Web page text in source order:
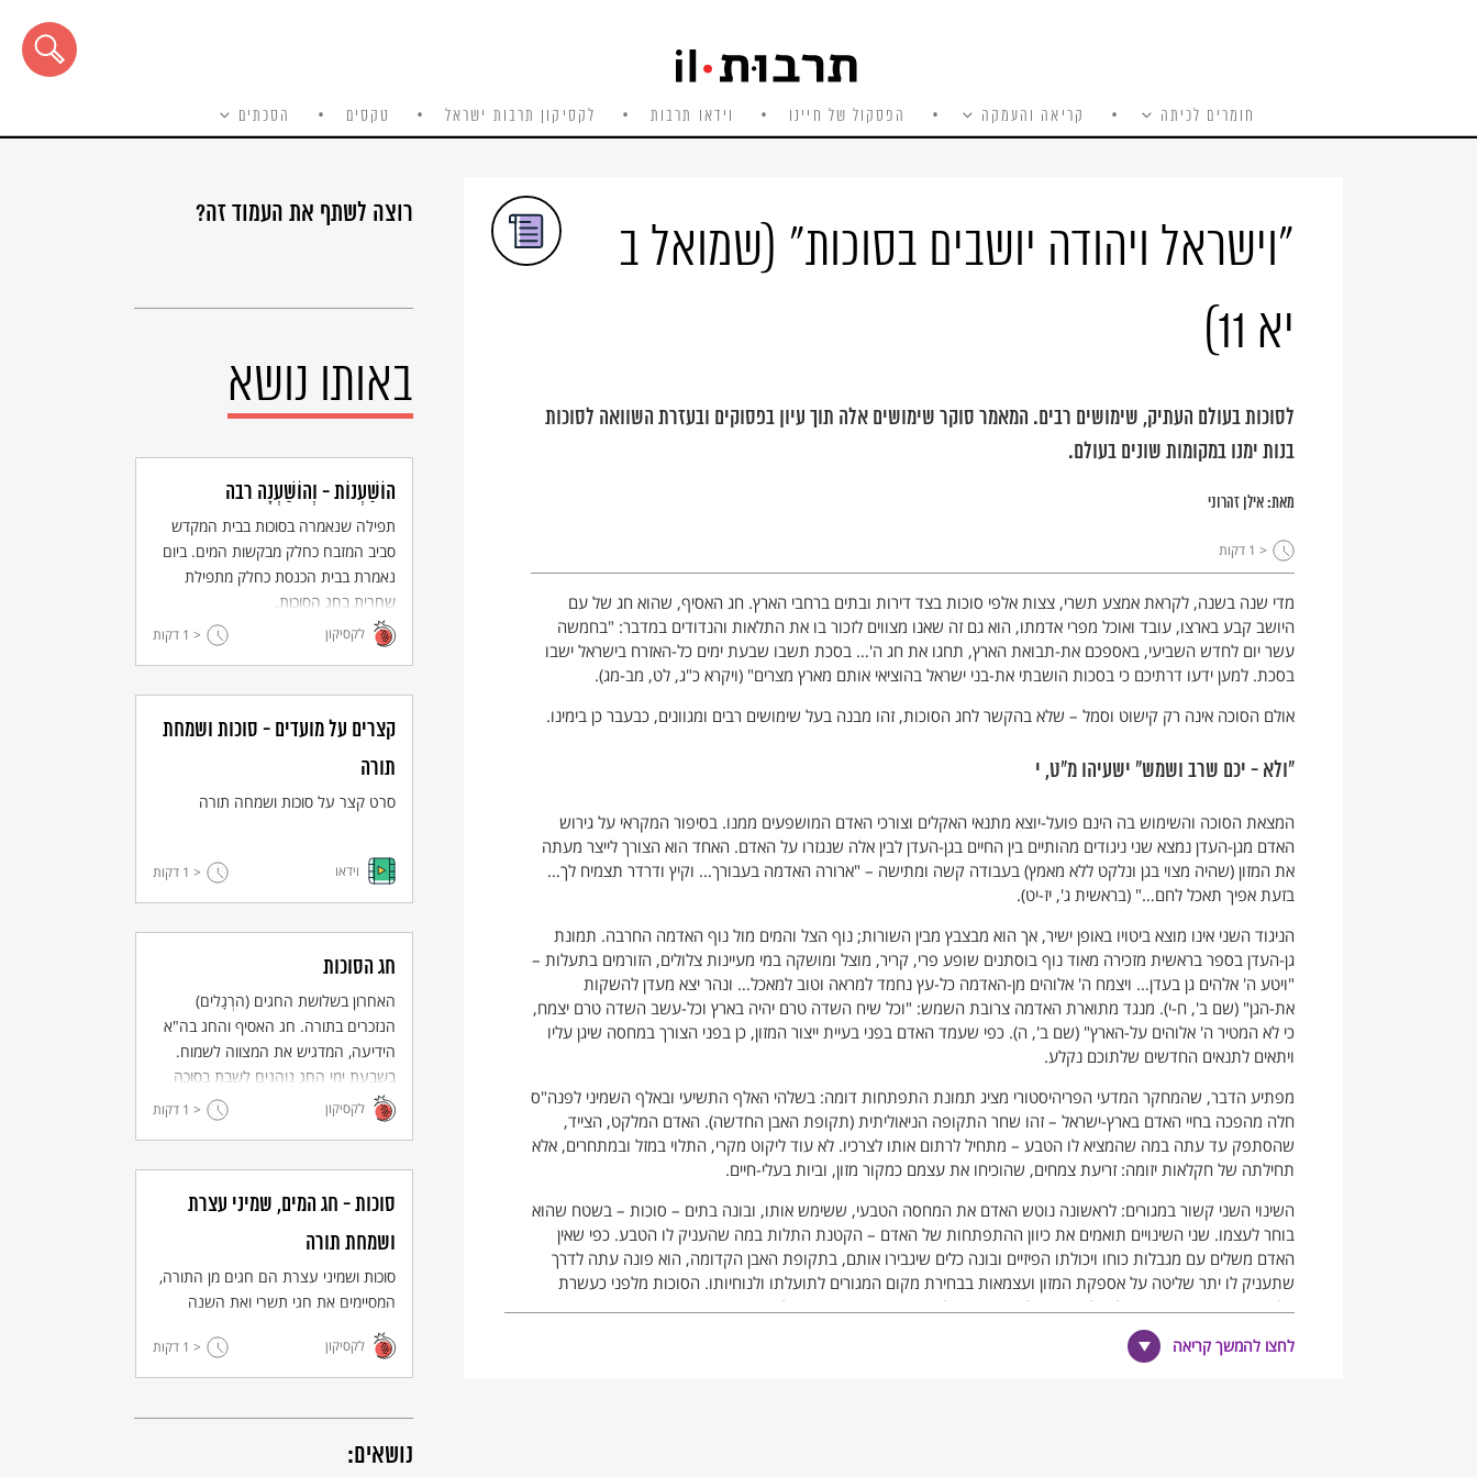
חומרים לכיתה קריאה והעמקה הפסקול של חיינו וידאו תרבות לקסיקון תרבות ישראל טקסים הסכתים
"וישראל ויהודה יושבים בסוכות" (שמואל ב
יא 11)
לסוכות בעולם העתיק, שימושים רבים. המאמר סוקר שימושים אלה תוך עיון בפסוקים ובעזרת השוואה לסוכות
בנות ימנו במקומות שונים בעולם.
מאת:אילן זהרוני
< 1 דקות
מדי שנה בשנה, לקראת אמצע תשרי, צצות אלפי סוכות בצד דירות ובתים ברחבי הארץ. חג האסיף, שהוא חג של עם
היושב קבע בארצו, עובד ואוכל מפרי אדמתו, הוא גם זה שאנו מצווים לזכור בו את התלאות והנדודים במדבר: "בחמשה
עשר יום לחדש השביעי, באספכם את-תבואת הארץ, תחגו את חג ה'… בסכת תשבו שבעת ימים כל-האזרח בישראל ישבו
בסכת. למען ידעו דרתיכם כי בסכות הושבתי את-בני ישראל בהוציאי אותם מארץ מצרים" (ויקרא כ"ג, לט, מב-מג).
אולם הסוכה אינה רק קישוט וסמל – שלא בהקשר לחג הסוכות, זהו מבנה בעל שימושים רבים ומגוונים, כבעבר כן בימינו.
"ולא - יכם שרב ושמש" ישעיהו מ"ט, י
המצאת הסוכה והשימוש בה הינם פועל-יוצא מתנאי האקלים וצורכי האדם המושפעים ממנו. בסיפור המקראי על גירוש
האדם מגן-העדן נמצא שני ניגודים מהותיים בין החיים בגן-העדן לבין אלה שנגזרו על האדם. האחד הוא הצורך לייצר מעתה
את המזון (שהיה מצוי בגן ונלקט ללא מאמץ) בעבודה קשה ומתישה – "ארורה האדמה בעבורך… וקיץ ודרדר תצמיח לך…
בזעת אפיך תאכל לחם…" (בראשית ג', יז-יט).
הניגוד השני אינו מוצא ביטויו באופן ישיר, אך הוא מבצבץ מבין השורות; נוף הצל והמים מול נוף האדמה החרבה. תמונת
גן-העדן בספר בראשית מזכירה מאוד נוף בוסתנים שופע פרי, קריר, מוצל ומושקה במי מעיינות צלולים, הזורמים בתעלות –
"ויטע ה' אלהים גן בעדן… ויצמח ה' אלוהים מן-האדמה כל-עץ נחמד למראה וטוב למאכל… ונהר יצא מעדן להשקות
את-הגן" (שם ב', ח-י). מנגד מתוארת האדמה צרובת השמש: "וכל שיח השדה טרם יהיה בארץ וכל-עשב השדה טרם יצמח,
כי לא המטיר ה' אלוהים על-הארץ" (שם ב', ה). כפי שעמד האדם בפני בעיית ייצור המזון, כן בפני הצורך במחסה שיגן עליו
ויתאים לתנאים החדשים שלתוכם נקלע.
מפתיע הדבר, שהמחקר המדעי הפריהיסטורי מציג תמונת התפתחות דומה: בשלהי האלף התשיעי ובאלף השמיני לפנה"ס
חלה מהפכה בחיי האדם בארץ-ישראל – זהו שחר התקופה הניאוליתית (תקופת האבן החדשה). האדם המלקט, הצייד,
שהסתפק עד עתה במה שהמציא לו הטבע – מתחיל לרתום אותו לצרכיו. לא עוד ליקוט מקרי, התלוי במזל ובמתחרים, אלא
תחילתה של חקלאות יזומה: זריעת צמחים, שהוכיחו את עצמם כמקור מזון, וביות בעלי-חיים.
השינוי השני קשור במגורים: לראשונה נוטש האדם את המחסה הטבעי, ששימש אותו, ובונה בתים – סוכות – בשטח שהוא
בוחר לעצמו. שני השינויים תואמים את כיוון ההתפתחות של האדם – הקטנת התלות במה שהעניק לו הטבע. כפי שאין
האדם משלים עם מגבלות כוחו ויכולתו הפיזיים ובונה כלים שיגבירו אותם, בתקופת האבן הקדומה, הוא פונה עתה לדרך
שתעניק לו יתר שליטה על אספקת המזון ועצמאות בבחירת מקום המגורים לתועלתו ולנוחיותו. הסוכות מלפני כעשרת
אלפים שנה, ששרידיהן נתגלו על גדות נחל ארן שבכרמל, מצטיירות כחיקוי בנוי של המערה – בקירותיהן ובסבך החורש
ומטפסיו באשר לחלקן העליון. מה שסייע, אולי, במידת-מה למעבר מן המערה הייתה ההתחממות היחסית ועימה התמעטות
המשקעים, בשלהי האלף התשיעי לפנה"ס. אך יותר מכך השפיע ודאי המעבר לעבוד חלקות חקלאיות ולקביעת חזקות על
לחצו להמשך קריאה
רוצה לשתף את העמוד זה?
באותו נושא
הוֹשַׁעְנוֹת - וְהוֹשַׁעְנָה רבה
תפילה שנאמרה בסוכות בבית המקדש
סביב המזבח כחלק מבקשות המים. ביום
נאמרת בבית הכנסת כחלק מתפילת
שחרית בחג הסוכות.
לקסיקון < 1 דקות
קצרים על מועדים - סוכות ושמחת
תורה
סרט קצר על סוכות ושמחה תורה
וידאו < 1 דקות
חג הסוכות
האחרון בשלושת החגים (הרְגָלים)
הנזכרים בתורה. חג האסיף והחג בה"א
הידיעה, המדגיש את המצווה לשמוח.
בשבעת ימי החג נוהגים לשבת בסוכה
(זכר ליציאת מצרים) ומברכים על
"ארבעה מינים", ארבעה מיני צמחים
לקסיקון < 1 דקות
סוכות - חג המים, שמיני עצרת
ושמחת תורה
סוכות ושמיני עצרת הם חגים מן התורה,
המסיימים את חגי תשרי ואת השנה
החקלאית החולפת. שמחת תורה הוא חג
חדש יחסית, הנחוג בארץ ביום שמיני
עצרת ובחוץ לארץ – למחרת.
לקסיקון < 1 דקות
נושאים: